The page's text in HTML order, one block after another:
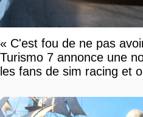
« C'est fou de ne pas
Turismo 7 annonce une
les fans de sim racing et